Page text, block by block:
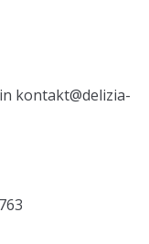
kontakt@delizia-